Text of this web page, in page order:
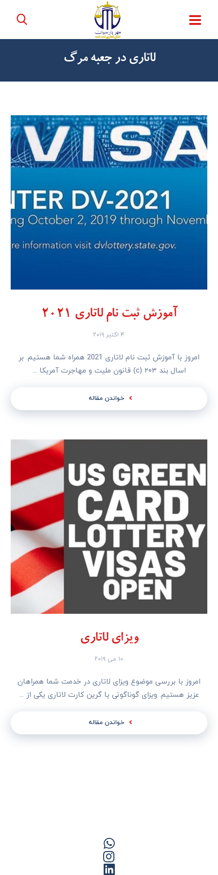
لاتاری در جعبه مرگ
آموزش ثبت نام لاتاری 2021
۴ اکتبر ۲۰۱۹
امروز با آموزش ثبت نام لاتاری 2021 همراه شما هستیم. بر
اسال بند ۲۰۳ (c) قانون ملیت و مهاجرت آمریکا ...
خواندن مقاله
ویزای لاتاری
۱۰ می ۲۰۱۹
امروز با بررسی موضوع ویزای لاتاری در خدمت شما همراهان
عزیز هستیم. ویزای گوناگونی یا گرین کارت لاتاری یکی از ...
خواندن مقاله